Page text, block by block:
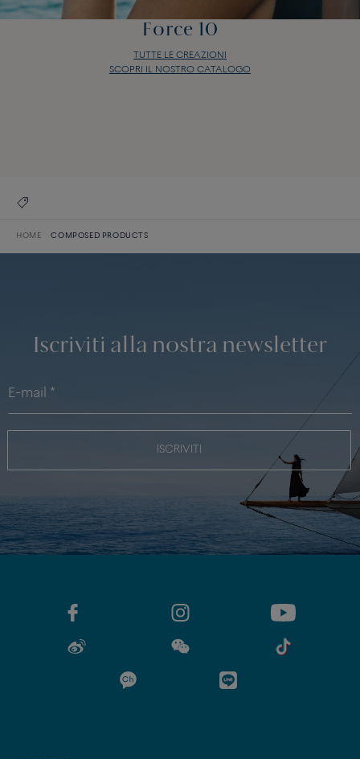
Force 10
TUTTE LE CREAZIONI
SCOPRI IL NOSTRO CATALOGO
HOME COMPOSED PRODUCTS
Iscriviti alla nostra newsletter
ISCRIVITI